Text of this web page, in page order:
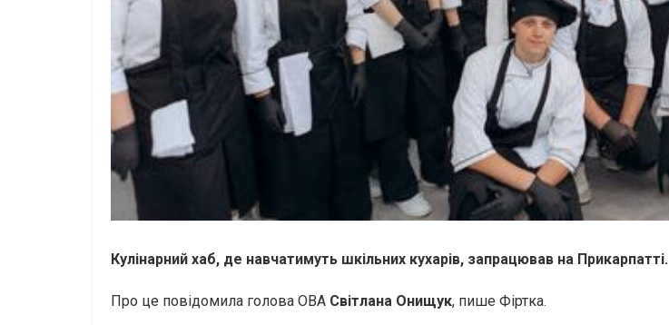
Кулінарний хаб, де навчатимуть шкільних кухарів, запрацював на Прикарпатті.
Про це повідомила голова ОВА Світлана Онищук, пише Фіртка.